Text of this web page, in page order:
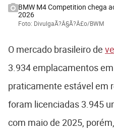
BMW M4 Competition chega
2026
Foto: DivulgaÃ?Â§Ã?Â£o/BWM
O mercado brasileiro de
3.934 emplacamentos
praticamente estável em
foram licenciadas 3.945
com maio de 2025,